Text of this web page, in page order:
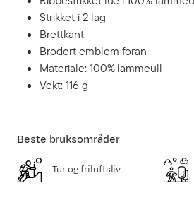
Strikket i 2 lag
Brettkant
Brodert emblem foran
Materiale: 100% lammeull
Vekt: 116 g
Beste bruksområder
Tur og friluftsliv